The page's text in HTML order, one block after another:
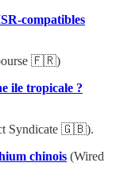
compatibles
🇫🇷)
ile tropicale ?
Syndicate 🇬🇧).
chinois (Wired